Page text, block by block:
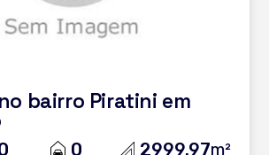
bairro Piratini em
0 2999.97m²